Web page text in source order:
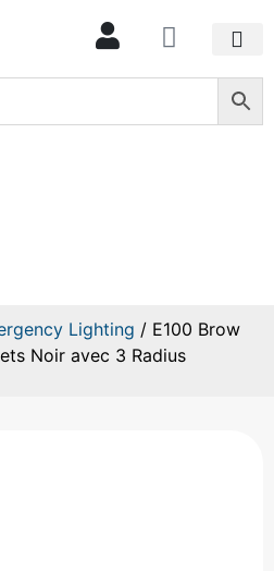
Lighting / E100 Brow
Noir avec 3 Radius